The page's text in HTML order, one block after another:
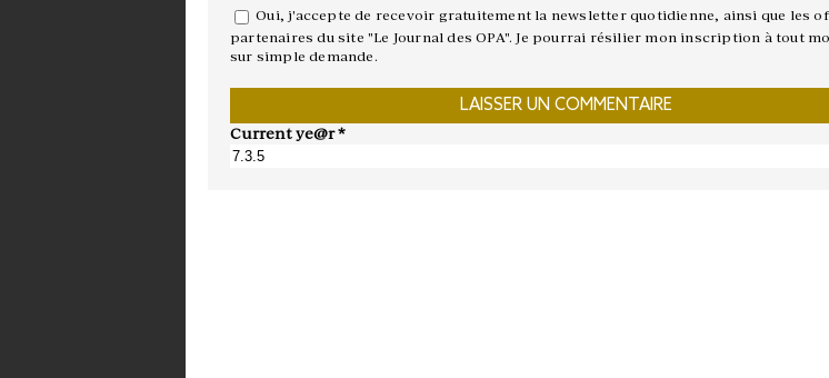
Oui, j'accepte de recevoir gratuitement la newsletter quotidienne, ainsi que les
partenaires du site "Le Journal des OPA". Je pourrai résilier mon inscription à tout
sur simple demande.
Current ye@r*